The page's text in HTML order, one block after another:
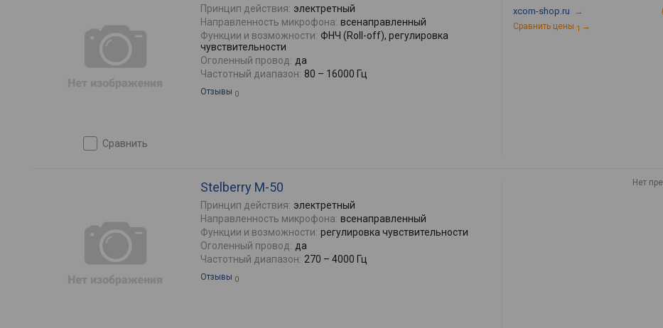
сравнить
Принцип действия: электретный
Направленность микрофона: всенаправленный
Функции и возможности: ФНЧ (Roll-off), регулировка
чувствительности
Оголенный провод: да
Частотный диапазон: 80 – 16000 Гц
Отзывы 0
xcom-shop.ru →
Сравнить цены 1 →
Stelberry M-50
Принцип действия: электретный
Направленность микрофона: всенаправленный
Функции и возможности: регулировка чувствительности
Оголенный провод: да
Частотный диапазон: 270 – 4000 Гц
Отзывы 0
Нет